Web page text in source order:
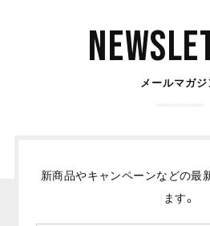
メールマガジ
新商品やキャンペーンなどの最
ます。